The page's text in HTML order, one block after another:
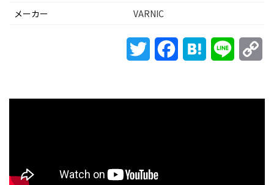
メーカー
VARNIC
Twitter FacebookHatena Line